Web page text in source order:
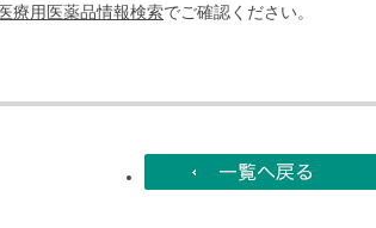
医療用医薬品情報検索でご確認ください。